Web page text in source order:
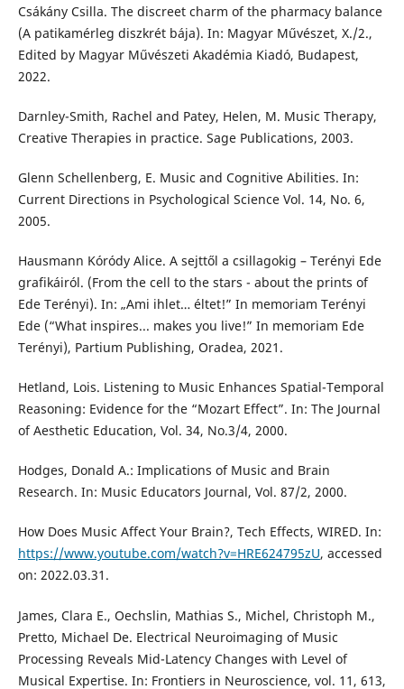
Csákány Csilla. The discreet charm of the pharmacy balance
(A patikamérleg diszkrét bája). In: Magyar Művészet, X./2.,
Edited by Magyar Művészeti Akadémia Kiadó, Budapest,
2022.
Darnley-Smith, Rachel and Patey, Helen, M. Music Therapy,
Creative Therapies in practice. Sage Publications, 2003.
Glenn Schellenberg, E. Music and Cognitive Abilities. In:
Current Directions in Psychological Science Vol. 14, No. 6,
2005.
Hausmann Kóródy Alice. A sejttől a csillagokig – Terényi Ede
grafikáiról. (From the cell to the stars - about the prints of
Ede Terényi). In: „Ami ihlet… éltet!” In memoriam Terényi
Ede (“What inspires... makes you live!” In memoriam Ede
Terényi), Partium Publishing, Oradea, 2021.
Hetland, Lois. Listening to Music Enhances Spatial-Temporal
Reasoning: Evidence for the “Mozart Effect”. In: The Journal
of Aesthetic Education, Vol. 34, No.3/4, 2000.
Hodges, Donald A.: Implications of Music and Brain
Research. In: Music Educators Journal, Vol. 87/2, 2000.
How Does Music Affect Your Brain?, Tech Effects, WIRED. In:
https://www.youtube.com/watch?v=HRE624795zU, accessed
on: 2022.03.31.
James, Clara E., Oechslin, Mathias S., Michel, Christoph M.,
Pretto, Michael De. Electrical Neuroimaging of Music
Processing Reveals Mid-Latency Changes with Level of
Musical Expertise. In: Frontiers in Neuroscience, vol. 11, 613,